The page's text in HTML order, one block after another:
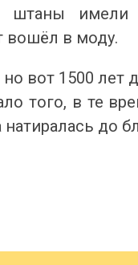
штаны
вошёл в моду.
вот 1500 лет
того, в те
до